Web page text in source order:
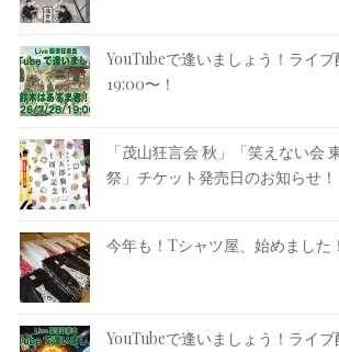
YouTubeで逢いましょう！ライブ
19:00〜！
「茂山狂言会 秋」「笑えない会
祭」チケット発売日のお知らせ！
今年も！Tシャツ屋、始めました！
YouTubeで逢いましょう！ライブ